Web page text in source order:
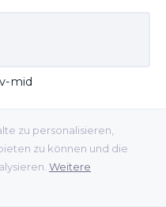
zu personalisieren,
zu können und die
Weitere
mid